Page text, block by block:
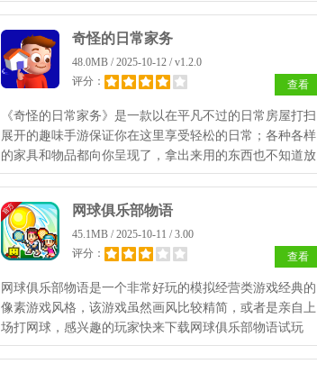
玩家需要快速的去越过各种障碍物，现在就来进行游戏的
奇怪的日常家务
48.0MB / 2025-10-12 / v1.2.0
评分：
查看
《奇怪的日常家务》是一款以在平凡不过的日常房屋打扫
展开的趣味手游保证你在这里享受轻松的日常；各种各样
的家具和物品都向你呈现了，拿出来用的东西也不知道放
在哪里，完成更加精彩的挑战，快来奇怪的日常家务游戏
网球俱乐部物语
45.1MB / 2025-10-11 / 3.00
评分：
查看
网球俱乐部物语是一个非常好玩的模拟经营类游戏经典的
像素游戏风格，该游戏虽然画风比较精简，或者是亲自上
场打网球，感兴趣的玩家快来下载网球俱乐部物语试玩
吧。